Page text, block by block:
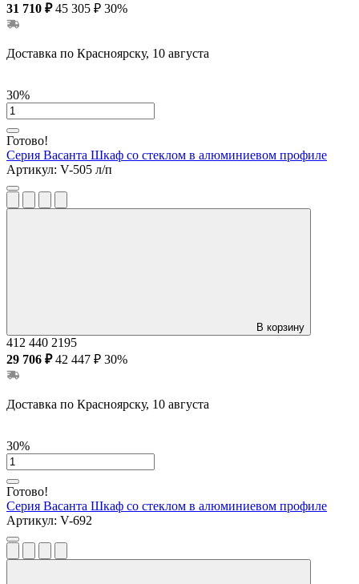
31 710 ₽ 45 305 ₽ 30%
Доставка по Красноярску, 10 августа
30%
Готово!
Серия Васанта Шкаф со стеклом в алюминиевом профиле
Артикул: V-505 л/п
В корзину
412 440 2195
29 706 ₽ 42 447 ₽ 30%
Доставка по Красноярску, 10 августа
30%
Готово!
Серия Васанта Шкаф со стеклом в алюминиевом профиле
Артикул: V-692